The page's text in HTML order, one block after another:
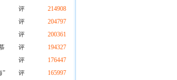
评
214908
评
204797
评
200361
评
194327
评
176447
”
评
165997